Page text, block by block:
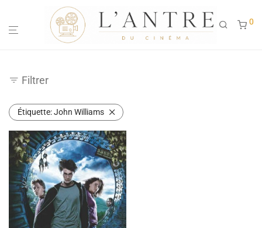
0
Filtrer
Étiquette:John Williams